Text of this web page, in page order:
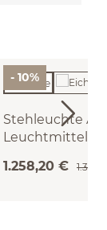
- 10%
Stehleuchte
Leuchtmittel
1.258,20 €